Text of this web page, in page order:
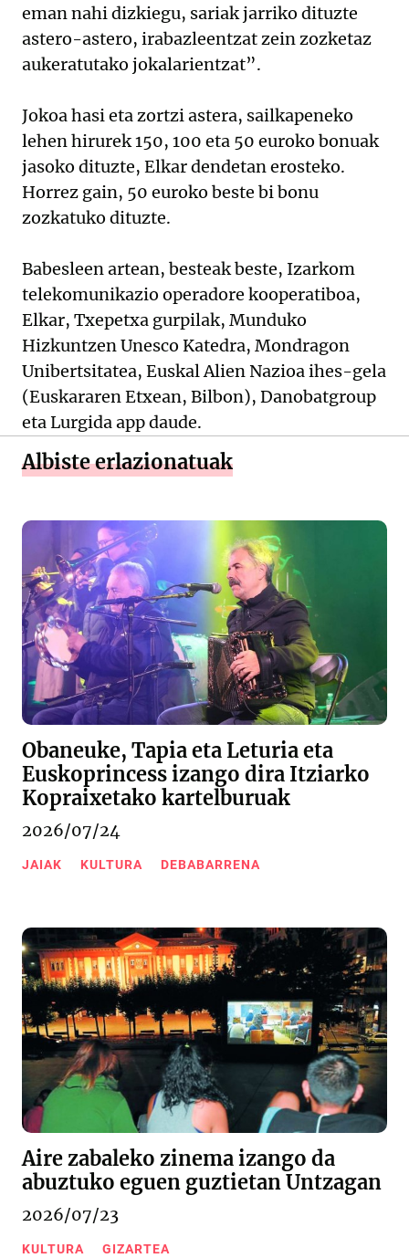
eman nahi dizkiegu, sariak jarriko dituzte
astero-astero, irabazleentzat zein zozketaz
aukeratutako jokalarientzat”.
Jokoa hasi eta zortzi astera, sailkapeneko
lehen hirurek 150, 100 eta 50 euroko bonuak
jasoko dituzte, Elkar dendetan erosteko.
Horrez gain, 50 euroko beste bi bonu
zozkatuko dituzte.
Babesleen artean, besteak beste, Izarkom
telekomunikazio operadore kooperatiboa,
Elkar, Txepetxa gurpilak, Munduko
Hizkuntzen Unesco Katedra, Mondragon
Unibertsitatea, Euskal Alien Nazioa ihes-gela
(Euskararen Etxean, Bilbon), Danobatgroup
eta Lurgida app daude.
Albiste erlazionatuak
Obaneuke, Tapia eta Leturia eta
Euskoprincess izango dira Itziarko
Kopraixetako kartelburuak
2026/07/24
JAIAK KULTURA DEBABARRENA
Aire zabaleko zinema izango da
abuztuko eguen guztietan Untzagan
2026/07/23
KULTURA GIZARTEA